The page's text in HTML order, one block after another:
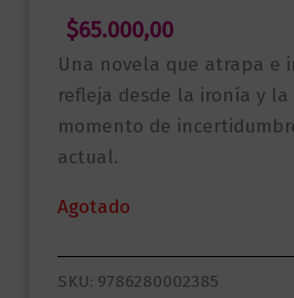
$65.000,00
Una novela que atrapa e
refleja desde la ironía y
momento de
actual.
Agotado
SKU: 9786280002385